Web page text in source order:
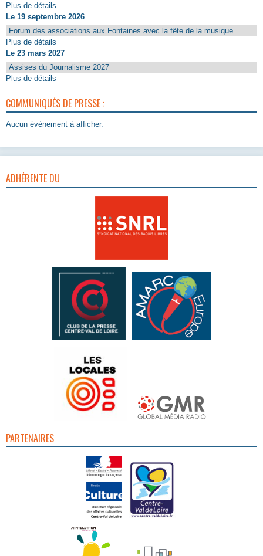
Plus de détails
Le 19 septembre 2026
Forum des associations aux Fontaines avec la fête de la musique
Plus de détails
Le 23 mars 2027
Assises du Journalisme 2027
Plus de détails
COMMUNIQUÉS DE PRESSE :
Aucun évènement à afficher.
ADHÉRENTE DU
PARTENAIRES